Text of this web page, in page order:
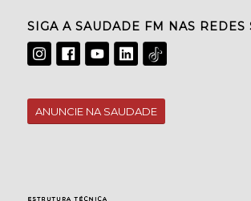
SIGA A SAUDADE FM NAS REDES
ANUNCIE NA SAUDADE